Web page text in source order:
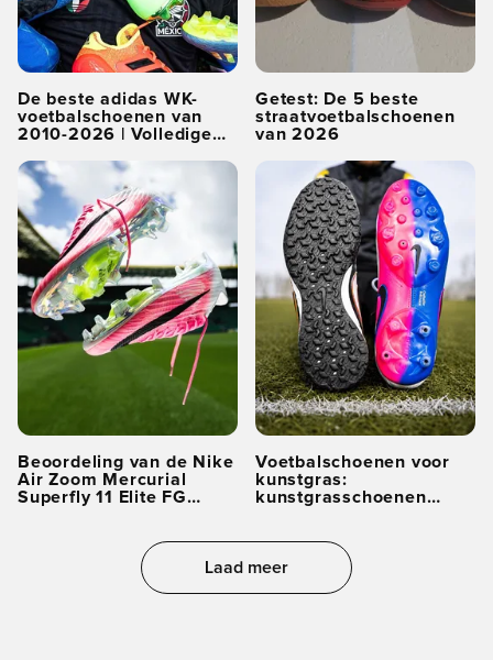
De beste adidas WK-
voetbalschoenen van
2010-2026 | Volledige
Getest: De 5 beste
straatvoetbalschoenen
van 2026
Beoordeling van de Nike
Air Zoom Mercurial
Superfly 11 Elite FG
Voetbalschoenen voor
kunstgras:
kunstgrasschoenen
Laad meer